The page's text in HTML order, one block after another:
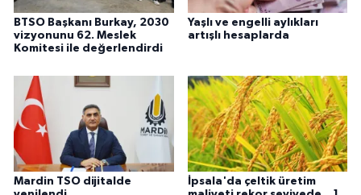
BTSO Başkanı Burkay, 2030
vizyonunu 62. Meslek
Komitesi ile değerlendirdi
Yaşlı ve engelli aylıkları
artışlı hesaplarda
Mardin TSO dijitalde
İpsala'da çeltik üretim